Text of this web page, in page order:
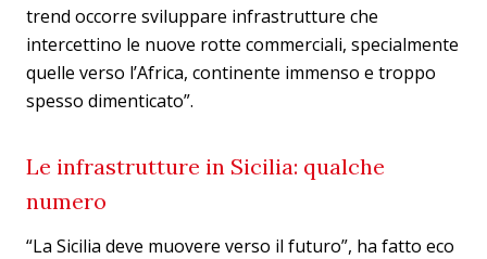
trend occorre sviluppare infrastrutture che
intercettino le nuove rotte commerciali, specialmente
quelle verso l’Africa, continente immenso e troppo
spesso dimenticato”.
Le infrastrutture in Sicilia: qualche
numero
“La Sicilia deve muovere verso il futuro”, ha fatto eco